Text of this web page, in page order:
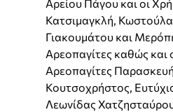
Αρείου Πάγου και οι
Κατσιμαγκλή,
Γιακουμάτου και
Αρεοπαγίτες καθώς και
Αρεοπαγίτες
Κουτσοχρήστος,
Λεωνίδας